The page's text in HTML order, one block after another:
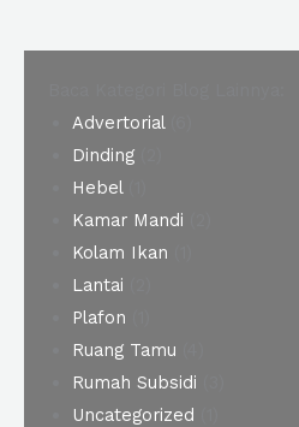
Advertorial(6)
Dinding
Hebel(1)
Kamar Mandi
Kolam Ikan
Lantai
Plafon
Ruang Tamu
Rumah Subsidi
Uncategorized